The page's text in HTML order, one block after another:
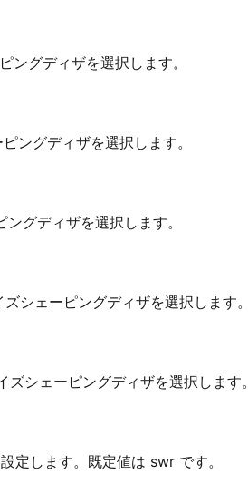
グディザを選択します。
ングディザを選択します。
グディザを選択します。
シェーピングディザを選択します。
シェーピングディザを選択します。
定します。既定値は swr です。